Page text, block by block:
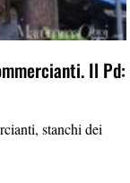
Il Pd:
stanchi dei